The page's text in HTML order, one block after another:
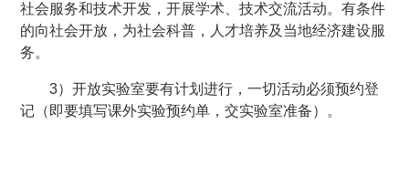
社会服务和技术开发，开展学术、技术交流活动。有条件
的向社会开放，为社会科普，人才培养及当地经济建设服
务。
3）开放实验室要有计划进行，一切活动必须预约登
记（即要填写课外实验预约单，交实验室准备）。